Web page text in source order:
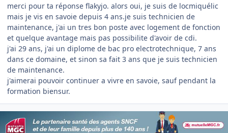
merci pour ta réponse flakyjo. alors oui, je suis de locmiquélic
mais je vis en savoie depuis 4 ans.je suis technicien de
maintenance, j'ai un tres bon poste avec logement de fonction
et quelque avantage mais pas possibilite d'avoir de cdi.
j'ai 29 ans, j'ai un diplome de bac pro electrotechnique, 7 ans
dans ce domaine, et sinon sa fait 3 ans que je suis technicien
de maintenance.
j'aimerai pouvoir continuer a vivre en savoie, sauf pendant la
formation biensur.